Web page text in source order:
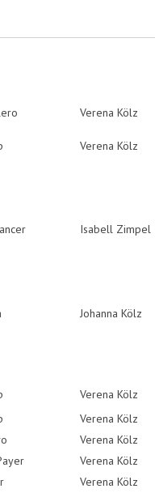
Verena Kölz
Verena Kölz
Isabell Zimpel
Johanna Kölz
Verena Kölz
Verena Kölz
Verena Kölz
Verena Kölz
Verena Kölz